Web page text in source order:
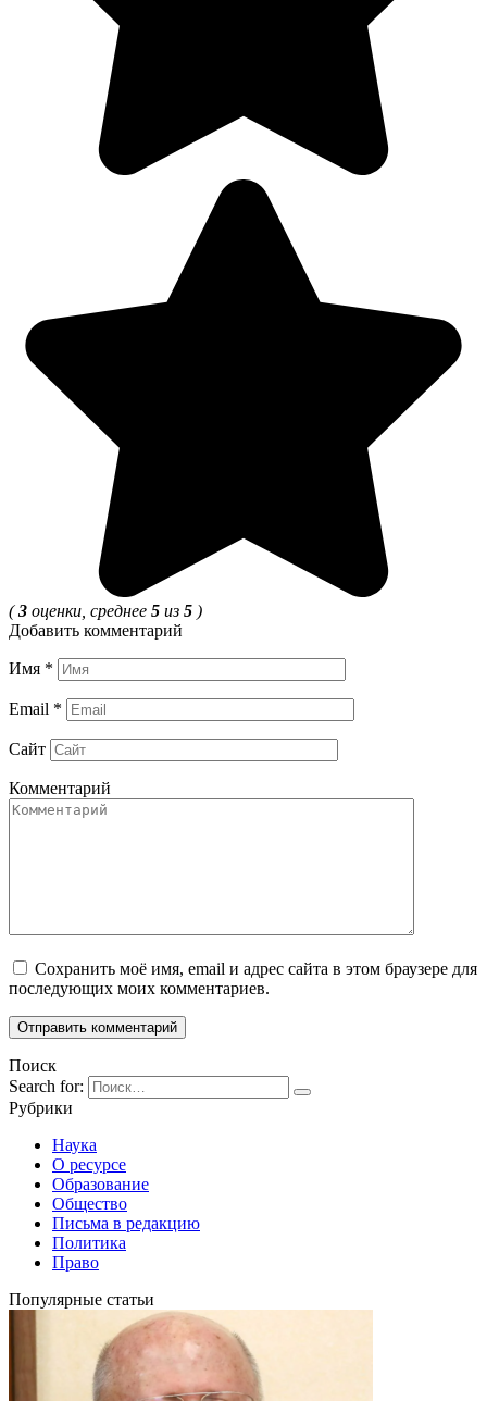
(3 оценки, среднее 5 из 5 )
Добавить комментарий
Имя *
Email *
Сайт
Комментарий
Сохранить моё имя, email и адрес сайта в этом браузере для
последующих моих комментариев.
Поиск
Search for:
Рубрики
Наука
О ресурсе
Образование
Общество
Письма в редакцию
Политика
Право
Популярные статьи